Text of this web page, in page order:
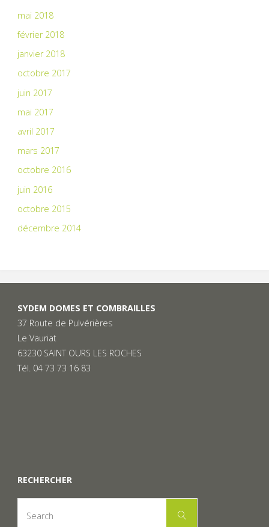
mai 2018
février 2018
janvier 2018
octobre 2017
juin 2017
mai 2017
avril 2017
mars 2017
octobre 2016
juin 2016
octobre 2015
décembre 2014
SYDEM DOMES ET COMBRAILLES
37 Route de Pulvérières
Le Vauriat
63230 SAINT OURS LES ROCHES
Tél. 04 73 73 16 83
RECHERCHER
Search